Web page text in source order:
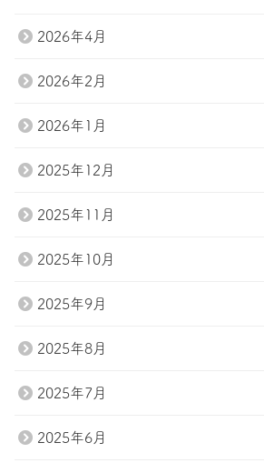
2026年4月
2026年2月
2026年1月
2025年12月
2025年11月
2025年10月
2025年9月
2025年8月
2025年7月
2025年6月